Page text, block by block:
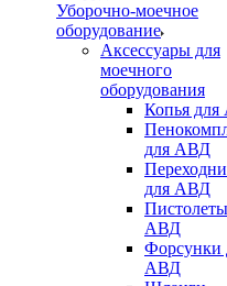
Уборочно-моечное
оборудование
Аксессуары для
моечного
оборудования
Копья
для АВД
для АВД
АВД
Форсунки
АВД